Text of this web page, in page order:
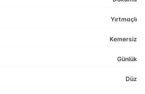
Yırtmaçlı
Kemersiz
Günlük
Düz